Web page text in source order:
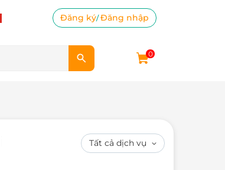
Đăng ký/Đăng nhập
0